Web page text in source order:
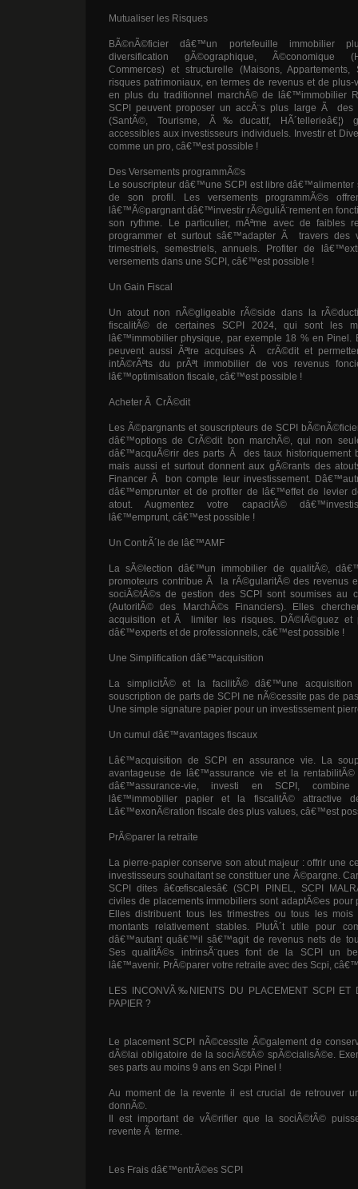
Mutualiser les Risques
BÃ©nÃ©ficier dâ€™un portefeuille immobilier
diversification gÃ©ographique, Ã©conomique
Commerces) et structurelle (Maisons,
risques patrimoniaux, en termes de revenus et de
en plus du traditionnel marchÃ© de lâ€™immobilier
SCPI peuvent proposer un accÃ¨s plus large Ã des
(SantÃ©, Tourisme, Ã‰ducatif, HÃ´tellerieâ€¦)
accessibles aux investisseurs individuels. Investir et
comme un pro, câ€™est possible !
Des Versements programmÃ©s
Le souscripteur dâ€™une SCPI est libre dâ€™alimenter
de son profil. Les versements programmÃ©s
lâ€™Ã©pargnant dâ€™investir rÃ©guliÃ¨rement en
son rythme. Le particulier, mÃªme avec de faibles
programmer et surtout sâ€™adapter Ã travers des
trimestriels, semestriels, annuels. Profiter de
versements dans une SCPI, câ€™est possible !
Un Gain Fiscal
Un atout non nÃ©gligeable rÃ©side dans la
fiscalitÃ© de certaines SCPI 2024, qui sont les
lâ€™immobilier physique, par exemple 18 % en Pinel.
peuvent aussi Ãªtre acquises Ã crÃ©dit et
intÃ©rÃªts du prÃªt immobilier de vos revenus
lâ€™optimisation fiscale, câ€™est possible !
Acheter Ã CrÃ©dit
Les Ã©pargnants et souscripteurs de SCPI
dâ€™options de CrÃ©dit bon marchÃ©, qui non
dâ€™acquÃ©rir des parts Ã des taux historiquement
mais aussi et surtout donnent aux gÃ©rants des
Financer Ã bon compte leur investissement.
dâ€™emprunter et de profiter de lâ€™effet de levier
atout. Augmentez votre capacitÃ©
lâ€™emprunt, câ€™est possible !
Un ContrÃ´le de lâ€™AMF
La sÃ©lection dâ€™un immobilier de qualitÃ©,
promoteurs contribue Ã la rÃ©gularitÃ© des revenus
sociÃ©tÃ©s de gestion des SCPI sont soumises au
(AutoritÃ© des MarchÃ©s Financiers). Elles
acquisition et Ã limiter les risques. DÃ©lÃ©guez et
dâ€™experts et de professionnels, câ€™est possible !
Une Simplification dâ€™acquisition
La simplicitÃ© et la facilitÃ© dâ€™une
souscription de parts de SCPI ne nÃ©cessite pas de
Une simple signature papier pour un investissement
Un cumul dâ€™avantages fiscaux
Lâ€™acquisition de SCPI en assurance vie. La
avantageuse de lâ€™assurance vie et la
dâ€™assurance-vie, investi en SCPI,
lâ€™immobilier papier et la fiscalitÃ© attractive
Lâ€™exonÃ©ration fiscale des plus values, câ€™est
PrÃ©parer la retraite
La pierre-papier conserve son atout majeur : offrir une
investisseurs souhaitant se constituer une Ã©pargne.
SCPI dites â€œfiscalesâ€ (SCPI PINEL, SCPI
civiles de placements immobiliers sont adaptÃ©es pour
Elles distribuent tous les trimestres ou tous les mois
montants relativement stables. PlutÃ´t utile pour
dâ€™autant quâ€™il sâ€™agit de revenus nets de
Ses qualitÃ©s intrinsÃ¨ques font de la SCPI un
lâ€™avenir. PrÃ©parer votre retraite avec des Scpi,
LES INCONVÃ‰NIENTS DU PLACEMENT SCPI ET
PAPIER ?
Le placement SCPI nÃ©cessite Ã©galement de
dÃ©lai obligatoire de la sociÃ©tÃ© spÃ©cialisÃ©e.
ses parts au moins 9 ans en Scpi Pinel !
Au moment de la revente il est crucial de retrouver
donnÃ©.
Il est important de vÃ©rifier que la sociÃ©tÃ©
revente Ã terme.
Les Frais dâ€™entrÃ©es SCPI